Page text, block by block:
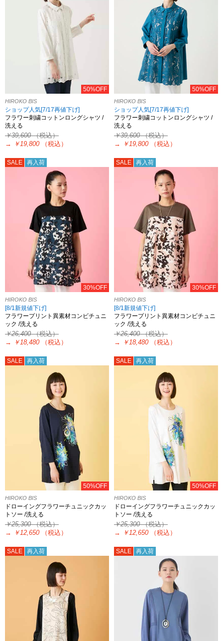
50%OFF
HIROKO BIS
ショップ人気[7/17再値下げ]
フラワー刺繍コットンロングシャツ /
洗える
￥39,600（税込）
→
￥19,800 （税込）
50%OFF
HIROKO BIS
ショップ人気[7/17再値下げ]
フラワー刺繍コットンロングシャツ /
洗える
￥39,600（税込）
→
￥19,800 （税込）
SALE 再入荷
30%OFF
HIROKO BIS
[8/1新規値下げ]
フラワープリント異素材コンビチュニ
ック /洗える
￥26,400（税込）
→
￥18,480 （税込）
SALE 再入荷
30%OFF
HIROKO BIS
[8/1新規値下げ]
フラワープリント異素材コンビチュニ
ック /洗える
￥26,400（税込）
→
￥18,480 （税込）
SALE 再入荷
50%OFF
HIROKO BIS
ドローイングフラワーチュニックカッ
トソー /洗える
￥25,300（税込）
→
￥12,650 （税込）
SALE 再入荷
50%OFF
HIROKO BIS
ドローイングフラワーチュニックカッ
トソー /洗える
￥25,300（税込）
→
￥12,650 （税込）
SALE 再入荷 SALE 再入荷